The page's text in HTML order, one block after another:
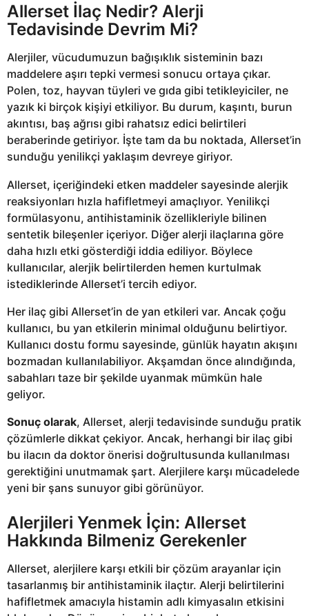
Allerset İlaç Nedir? Alerji
Tedavisinde Devrim Mi?
Alerjiler, vücudumuzun bağışıklık sisteminin bazı
maddelere aşırı tepki vermesi sonucu ortaya çıkar.
Polen, toz, hayvan tüyleri ve gıda gibi tetikleyiciler, ne
yazık ki birçok kişiyi etkiliyor. Bu durum, kaşıntı, burun
akıntısı, baş ağrısı gibi rahatsız edici belirtileri
beraberinde getiriyor. İşte tam da bu noktada, Allerset’in
sunduğu yenilikçi yaklaşım devreye giriyor.
Allerset, içeriğindeki etken maddeler sayesinde alerjik
reaksiyonları hızla hafifletmeyi amaçlıyor. Yenilikçi
formülasyonu, antihistaminik özellikleriyle bilinen
sentetik bileşenler içeriyor. Diğer alerji ilaçlarına göre
daha hızlı etki gösterdiği iddia ediliyor. Böylece
kullanıcılar, alerjik belirtilerden hemen kurtulmak
istediklerinde Allerset’i tercih ediyor.
Her ilaç gibi Allerset’in de yan etkileri var. Ancak çoğu
kullanıcı, bu yan etkilerin minimal olduğunu belirtiyor.
Kullanıcı dostu formu sayesinde, günlük hayatın akışını
bozmadan kullanılabiliyor. Akşamdan önce alındığında,
sabahları taze bir şekilde uyanmak mümkün hale
geliyor.
Sonuç olarak, Allerset, alerji tedavisinde sunduğu pratik
çözümlerle dikkat çekiyor. Ancak, herhangi bir ilaç gibi
bu ilacın da doktor önerisi doğrultusunda kullanılması
gerektiğini unutmamak şart. Alerjilere karşı mücadelede
yeni bir şans sunuyor gibi görünüyor.
Alerjileri Yenmek İçin: Allerset
Hakkında Bilmeniz Gerekenler
Allerset, alerjilere karşı etkili bir çözüm arayanlar için
tasarlanmış bir antihistaminik ilaçtır. Alerji belirtilerini
hafifletmek amacıyla histamin adlı kimyasalın etkisini